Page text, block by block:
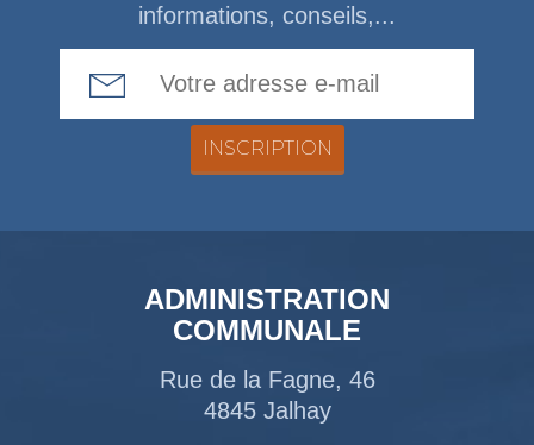
informations, conseils,...
ADMINISTRATION
COMMUNALE
Rue de la Fagne, 46
4845 Jalhay